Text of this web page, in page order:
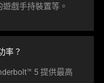
遊戲手持裝置等 。
率 ？
5 提供最高